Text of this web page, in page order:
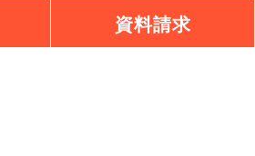
資料請求